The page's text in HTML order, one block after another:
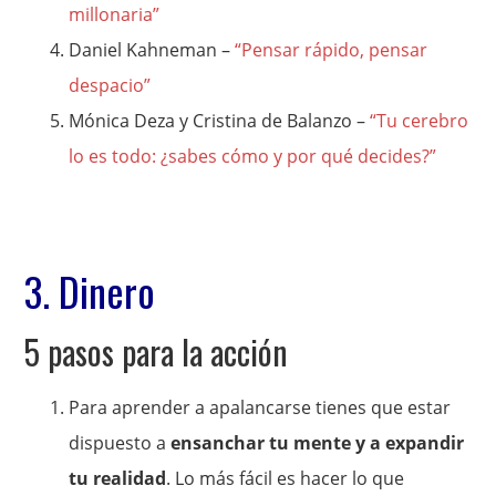
millonaria”
Daniel Kahneman –“Pensar rápido, pensar
despacio”
Mónica Deza y Cristina de Balanzo –“Tu cerebro
lo es todo: ¿sabes cómo y por qué decides?”
3. Dinero
5 pasos para la acción
Para aprender a apalancarse tienes que estar
dispuesto aensanchar tu mente y a expandir
tu realidad. Lo más fácil es hacer lo que